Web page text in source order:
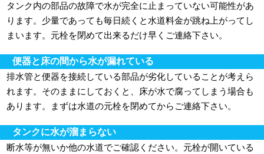
タンク内の部品の故障で水が完全に止まっていない可能性があ
ります。少量であっても毎日続くと水道料金が跳ね上がってし
まいます。元栓を閉めて出来るだけ早くご連絡下さい。
便器と床の間から水が漏れている
排水管と便器を接続している部品が劣化していることが考えら
れます。そのままにしておくと、床が水で腐ってしまう場合も
あります。まずは水道の元栓を閉めてからご連絡下さい。
タンクに水が溜まらない
断水等が無いか他の水道でご確認ください。元栓が開いている